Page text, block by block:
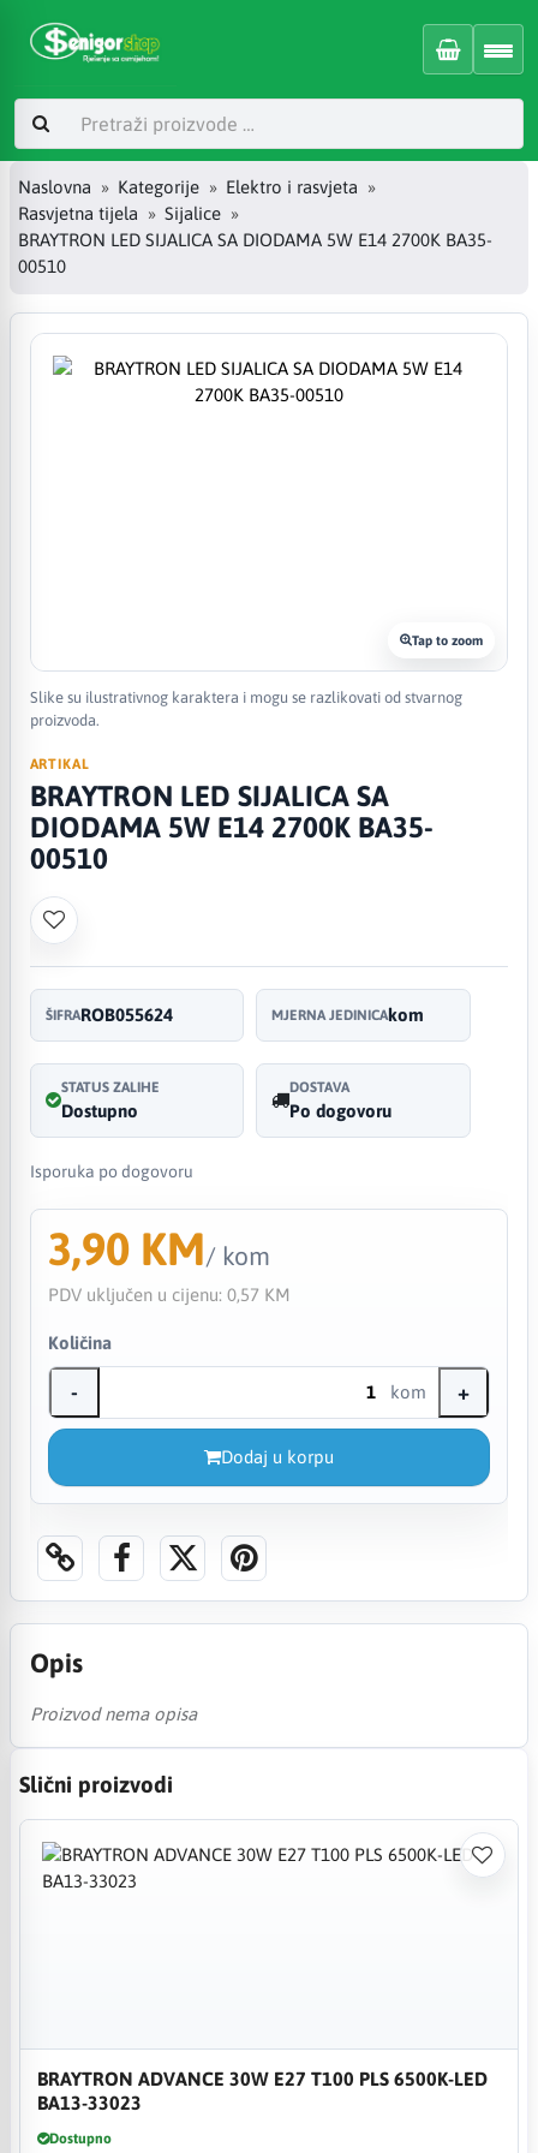
Naslovna Kategorije
Elektro i rasvjeta
Rasvjetna tijela
Sijalice
BRAYTRON LED SIJALICA SA DIODAMA 5W E14 2700K BA35-
00510
Tap to zoom
Slike su ilustrativnog karaktera i mogu se razlikovati od stvarnog
proizvoda.
ARTIKAL
BRAYTRON LED SIJALICA SA
DIODAMA 5W E14 2700K BA35-
00510
ŠIFRAROB055624 MJERNA JEDINICAkom
STATUS ZALIHE
Dostupno
DOSTAVA
Po dogovoru
Isporuka po dogovoru
3,90 KM/ kom
PDV uključen u cijenu: 0,57 KM
Količina
- kom +
Dodaj u korpu
Opis
Proizvod nema opisa
Slični proizvodi
BRAYTRON ADVANCE 30W E27 T100 PLS 6500K-LED
BA13-33023
Dostupno